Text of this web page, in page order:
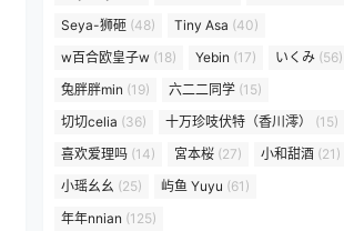
Seya-狮砸 (48) Tiny Asa (40)
w百合欧皇子w (18) Yebin (17) いくみ (56)
兔胖胖min (19) 六二二同学 (15)
切切celia (36) 十万珍吱伏特（香川澪）
(15)
喜欢爱理吗 (14) 宮本桜 (27) 小和甜酒 (21)
小瑶幺幺 (25) 屿鱼 Yuyu (61)
年年nnian (125)